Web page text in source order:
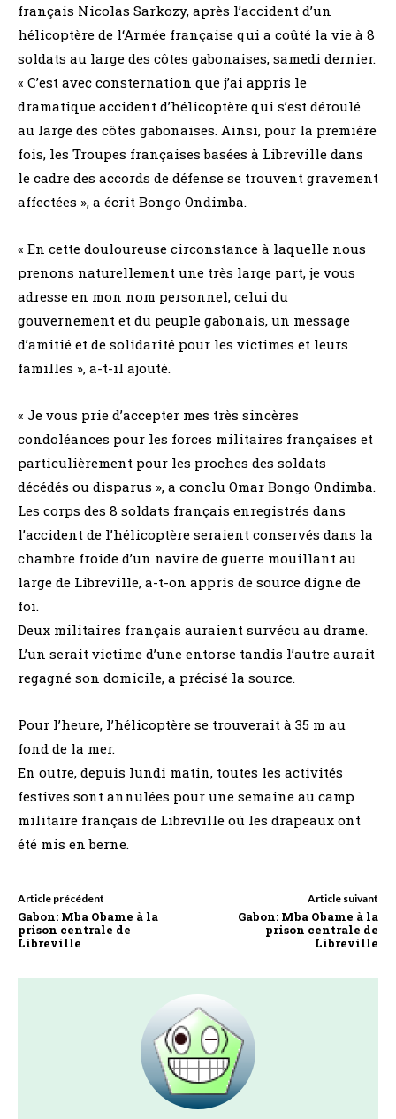
français Nicolas Sarkozy, après l’accident d’un
hélicoptère de l‘Armée française qui a coûté la vie à 8
soldats au large des côtes gabonaises, samedi dernier.
« C’est avec consternation que j’ai appris le
dramatique accident d’hélicoptère qui s’est déroulé
au large des côtes gabonaises. Ainsi, pour la première
fois, les Troupes françaises basées à Libreville dans
le cadre des accords de défense se trouvent gravement
affectées », a écrit Bongo Ondimba.
« En cette douloureuse circonstance à laquelle nous
prenons naturellement une très large part, je vous
adresse en mon nom personnel, celui du
gouvernement et du peuple gabonais, un message
d’amitié et de solidarité pour les victimes et leurs
familles », a-t-il ajouté.
« Je vous prie d’accepter mes très sincères
condoléances pour les forces militaires françaises et
particulièrement pour les proches des soldats
décédés ou disparus », a conclu Omar Bongo Ondimba.
Les corps des 8 soldats français enregistrés dans
l’accident de l’hélicoptère seraient conservés dans la
chambre froide d’un navire de guerre mouillant au
large de Libreville, a-t-on appris de source digne de
foi.
Deux militaires français auraient survécu au drame.
L’un serait victime d’une entorse tandis l’autre aurait
regagné son domicile, a précisé la source.
Pour l’heure, l’hélicoptère se trouverait à 35 m au
fond de la mer.
En outre, depuis lundi matin, toutes les activités
festives sont annulées pour une semaine au camp
militaire français de Libreville où les drapeaux ont
été mis en berne.
Article précédent
Gabon: Mba Obame à la
prison centrale de
Libreville
Article suivant
Gabon: Mba Obame à la
prison centrale de
Libreville